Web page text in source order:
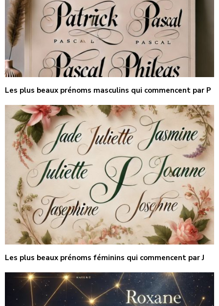
Les plus beaux prénoms masculins qui commencent par P
Les plus beaux prénoms féminins qui commencent par J